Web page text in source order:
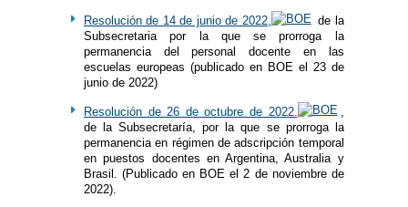
Resolución de 14 de junio de 2022,
de la
Subsecretaria por la que se prorroga la
permanencia del personal docente en las
escuelas europeas (publicado en BOE el 23 de
junio de 2022)
Resolución de 26 de octubre de 2022.
,
de la Subsecretaría, por la que se prorroga la
permanencia en régimen de adscripción temporal
en puestos docentes en Argentina, Australia y
Brasil. (Publicado en BOE el 2 de noviembre de
2022).